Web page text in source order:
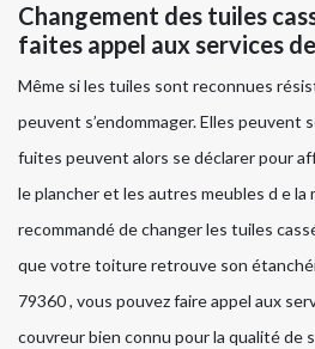
Changement des tuiles
faites appel aux services
Même si les tuiles sont reconnues
peuvent s’endommager. Elles peuvent
fuites peuvent alors se déclarer pour
le plancher et les autres meubles d e la
recommandé de changer les tuiles
que votre toiture retrouve son
79360 , vous pouvez faire appel aux
couvreur bien connu pour la qualité de